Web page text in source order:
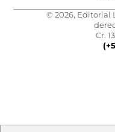
© 2026, Editorial
Cr.